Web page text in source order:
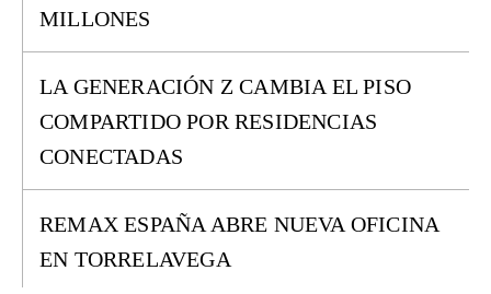
MILLONES
LA GENERACIÓN Z CAMBIA EL PISO
COMPARTIDO POR RESIDENCIAS
CONECTADAS
REMAX ESPAÑA ABRE NUEVA OFICINA
EN TORRELAVEGA